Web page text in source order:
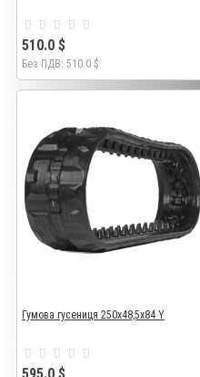
510.0 $
Без ПДВ: 510.0 $
Гумова гусениця 250х48,5х84 Y